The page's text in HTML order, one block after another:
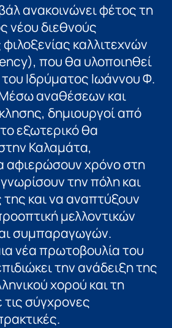
ανακοινώνει φέτος τη
νέου διεθνούς
καλλιτεχνών
που θα υλοποιηθεί
Ιδρύματος Ιωάννου Φ.
αναθέσεων και
δημιουργοί από
εξωτερικό θα
Καλαμάτα,
αφιερώσουν χρόνο στη
την πόλη και
της και να αναπτύξουν
μελλοντικών
συμπαραγωγών.
νέα πρωτοβουλία του
την ανάδειξη της
χορού και τη
σύγχρονες